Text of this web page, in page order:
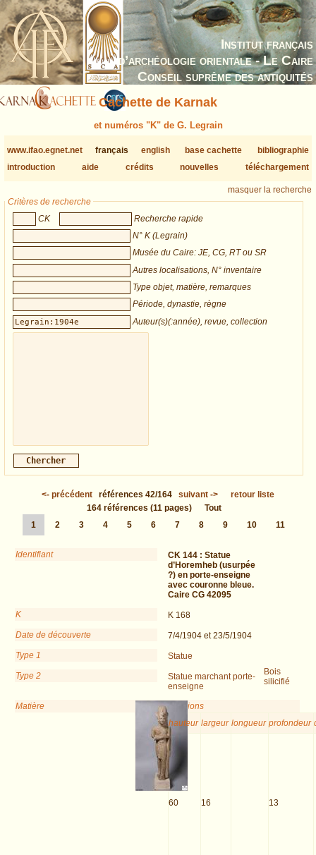
Institut français
d’archéologie orientale - Le Caire
Conseil suprême des antiquités
Cachette de Karnak
et numéros "K" de G. Legrain
www.ifao.egnet.net français english base cachette
bibliographie
introduction
aide crédits nouvelles téléchargement
masquer la recherche
Critères de recherche
CK
Recherche rapide
N° K (Legrain)
Musée du Caire: JE, CG, RT ou SR
Autres localisations, N° inventaire
Type objet, matière, remarques
Période, dynastie, règne
Auteur(s)(:année), revue, collection
<- précédent références 42/164 suivant ->
retour liste
164 références (11 pages)
Tout
1
2 3 4 5 6 7 8 9 10 11
Identifiant CK 144 : Statue
d’Horemheb (usurpée
?) en porte-enseigne
avec couronne bleue.
Caire CG 42095
K
K 168
Date de découverte
7/4/1904 et 23/5/1904
Type 1
Statue
Type 2
Statue marchant porte-
enseigne
Matière
Bois
silicifié
Dimensions
hauteur largeur longueur profondeur
60 16 13